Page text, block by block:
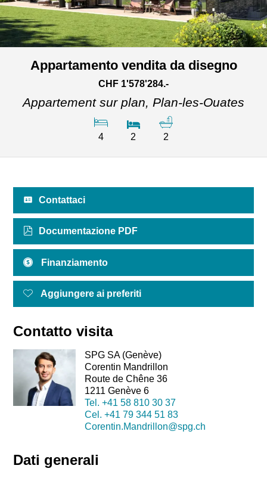
Appartamento vendita da disegno
CHF 1'578'284.-
Appartement sur plan, Plan-les-Ouates
4 2 2
Contattaci
Documentazione PDF
Finanziamento
Aggiungere ai preferiti
Contatto visita
SPG SA (Genève)
Corentin Mandrillon
Route de Chêne 36
1211 Genève 6
Tel. +41 58 810 30 37
Cel. +41 79 344 51 83
Corentin.Mandrillon@spg.ch
Dati generali